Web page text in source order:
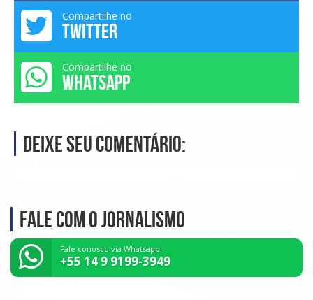
Compartilhe no
TWITTER
Compartilhe no
WHATSAPP
Deixe seu comentário:
Fale com o Jornalismo
Fale conosco via Whatsapp:
+55 14 9 9199-3949